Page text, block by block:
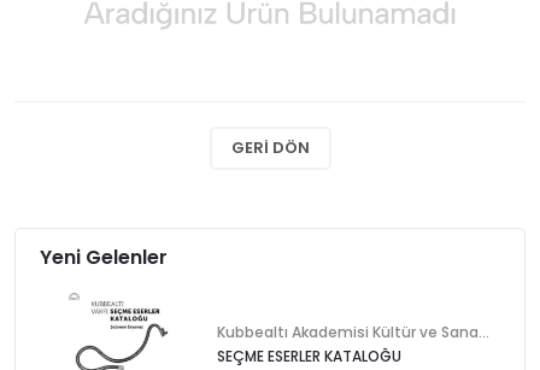
GERI DÖN
Yeni Gelenler
SEÇME ESERLER KATALOĞU